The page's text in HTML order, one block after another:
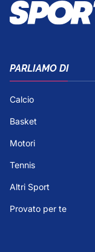
PARLIAMO DI
Calcio
Basket
Motori
Tennis
Altri Sport
Provato per te